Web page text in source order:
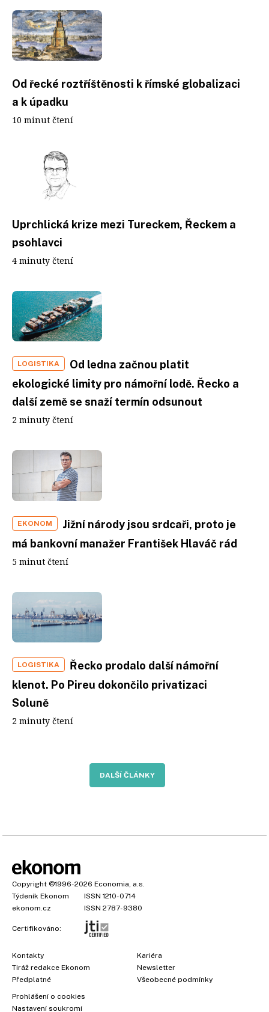
Od řecké roztříštěnosti k římské globalizaci
a k úpadku
10 minut čtení
Uprchlická krize mezi Tureckem, Řeckem a
psohlavci
4 minuty čtení
LOGISTIKA
Od ledna začnou platit
ekologické limity pro námořní lodě. Řecko a
další země se snaží termín odsunout
2 minuty čtení
EKONOM
Jižní národy jsou srdcaři, proto je
má bankovní manažer František Hlaváč rád
5 minut čtení
LOGISTIKA
Řecko prodalo další námořní
klenot. Po Pireu dokončilo privatizaci
Soluně
2 minuty čtení
DALŠÍ ČLÁNKY
Copyright ©1996-2026 Economia, a.s.
Týdeník Ekonom
ISSN 1210-0714
ekonom.cz
ISSN 2787-9380
Certifikováno:
Kontakty
Tiráž redakce Ekonom
Předplatné
Kariéra
Newsletter
Všeobecné podmínky
Prohlášení o cookies
Nastavení soukromí